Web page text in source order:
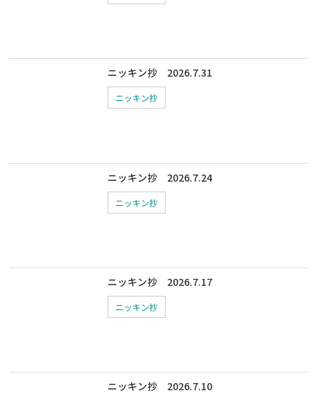
ニッキン抄 2026.7.31
ニッキン抄
ニッキン抄 2026.7.24
ニッキン抄
ニッキン抄 2026.7.17
ニッキン抄
ニッキン抄 2026.7.10